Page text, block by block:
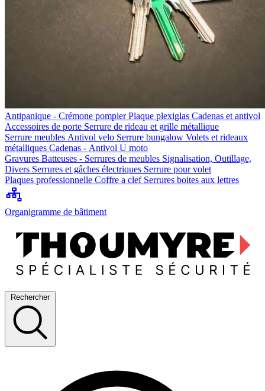
Antipanique - Crémone pompierPlaque plexiglas Cadenas et antivol
Accessoires de porte Serrure de rideau et grille métallique
Serrure meubles Antivol velo Serrure bungalow Volets et rideaux
métalliques Cadenas - Antivol U moto
Gravures Batteuses - Serrures de meubles Signalisation, Outillage,
Divers Serrures et gâches électriques Serrure pour volet
Plaques professionnelle Coffre a clef Serrures boites aux lettres
Organigramme de bâtiment
Rechercher